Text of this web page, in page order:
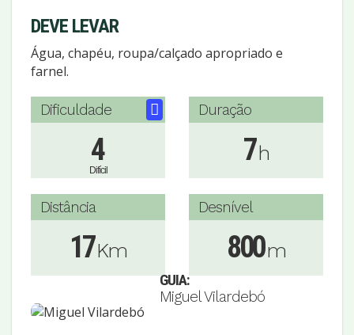
DEVE LEVAR
Água, chapéu, roupa/calçado apropriado e
farnel.
Dificuldade
4
Difícil
Duração
7h
Distância
17Km
Desnível
800m
GUIA:
Miguel Vilardebó